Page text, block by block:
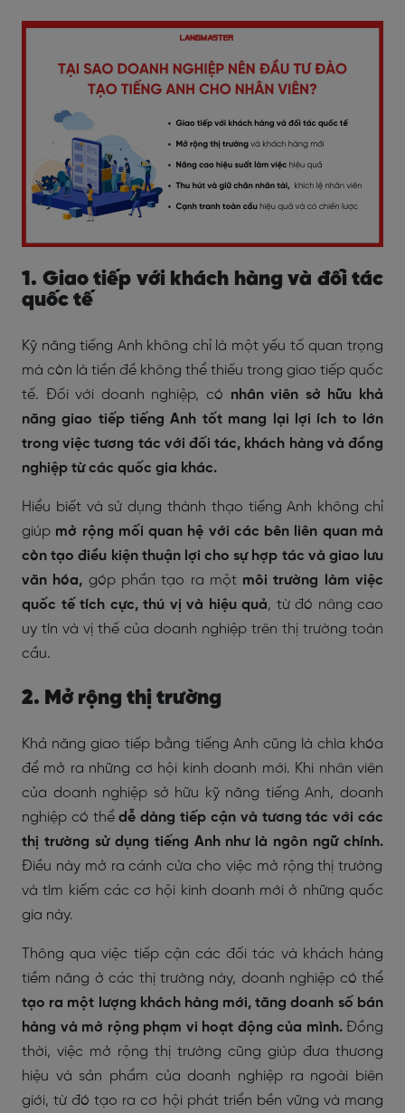
1. Giao tiếp với khách hàng và đối tác
quốc tế
Kỹ năng tiếng Anh không chỉ là một yếu tố quan trọng
mà còn là tiền đề không thể thiếu trong giao tiếp quốc
tế. Đối với doanh nghiệp, có nhân viên sở hữu khả
năng giao tiếp tiếng Anh tốt mang lại lợi ích to lớn
trong việc tương tác với đối tác, khách hàng và đồng
nghiệp từ các quốc gia khác.
Hiểu biết và sử dụng thành thạo tiếng Anh không chỉ
giúp mở rộng mối quan hệ với các bên liên quan mà
còn tạo điều kiện thuận lợi cho sự hợp tác và giao lưu
văn hóa, góp phần tạo ra một môi trường làm việc
quốc tế tích cực, thú vị và hiệu quả, từ đó nâng cao
uy tín và vị thế của doanh nghiệp trên thị trường toàn
cầu.
2. Mở rộng thị trường
Khả năng giao tiếp bằng tiếng Anh cũng là chìa khóa
để mở ra những cơ hội kinh doanh mới. Khi nhân viên
của doanh nghiệp sở hữu kỹ năng tiếng Anh, doanh
nghiệp có thểdễ dàng tiếp cận và tương tác với các
thị trường sử dụng tiếng Anh như là ngôn ngữ chính.
Điều này mở ra cánh cửa cho việc mở rộng thị trường
và tìm kiếm các cơ hội kinh doanh mới ở những quốc
gia này.
Thông qua việc tiếp cận các đối tác và khách hàng
tiềm năng ở các thị trường này, doanh nghiệp có thể
tạo ra một lượng khách hàng mới, tăng doanh số bán
hàng và mở rộng phạm vi hoạt động của mình.Đồng
thời, việc mở rộng thị trường cũng giúp đưa thương
hiệu và sản phẩm của doanh nghiệp ra ngoài biên
giới, từ đó tạo ra cơ hội phát triển bền vững và mang